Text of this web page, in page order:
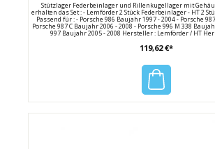
Stützlager Federbeinlager und Rillenkugellager mit
erhalten das Set : - Lemförder 2 Stück Federbeinlager - HT 2
Passend für : - Porsche 986 Baujahr 1997 - 2004 - Porsche
Porsche 987 C Baujahr 2006 - 2008 - Porsche 996 M 338
997 Baujahr 2005 - 2008 Hersteller : Lemförder / HT
997 343 018 01 / 99734301801 997 343 018 04 /
99634351505
119,62 €*